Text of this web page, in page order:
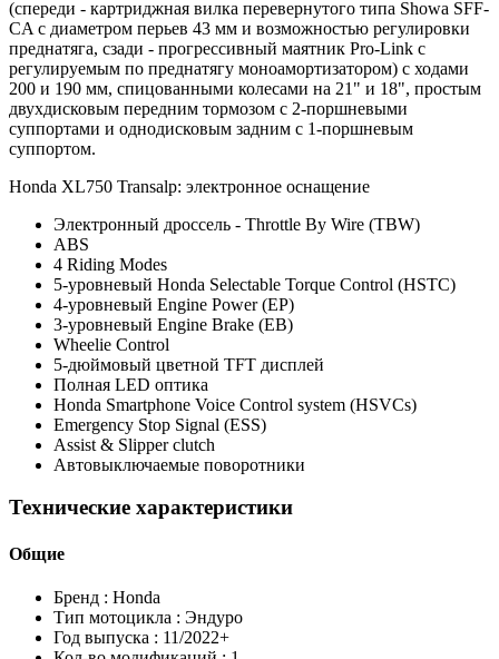
(спереди - картриджная вилка перевернутого типа Showa SFF-
CA с диаметром перьев 43 мм и возможностью регулировки
преднатяга, сзади - прогрессивный маятник Pro-Link с
регулируемым по преднатягу моноамортизатором) с ходами
200 и 190 мм, спицованными колесами на 21" и 18", простым
двухдисковым передним тормозом с 2-поршневыми
суппортами и однодисковым задним с 1-поршневым
суппортом.
Honda XL750 Transalp: электронное оснащение
Электронный дроссель - Throttle By Wire (TBW)
ABS
4 Riding Modes
5-уровневый Honda Selectable Torque Control (HSTC)
4-уровневый Engine Power (EP)
3-уровневый Engine Brake (EB)
Wheelie Control
5-дюймовый цветной TFT дисплей
Полная LED оптика
Honda Smartphone Voice Control system (HSVCs)
Emergency Stop Signal (ESS)
Assist & Slipper clutch
Автовыключаемые поворотники
Технические характеристики
Общие
Бренд : Honda
Тип мотоцикла : Эндуро
Год выпуска : 11/2022+